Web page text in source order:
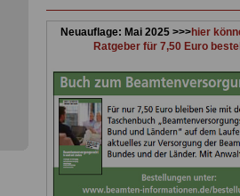
Neuauflage: Mai 2025 >>>hier
Ratgeber für 7,50 Euro